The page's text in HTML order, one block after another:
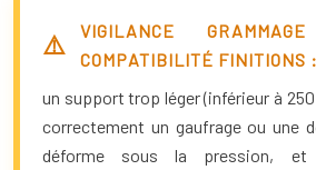
VIGILANCE
COMPATIBILITÉ FINITIONS :
un support trop léger (inférieur à
correctement un gaufrage ou une
déforme sous la pression,